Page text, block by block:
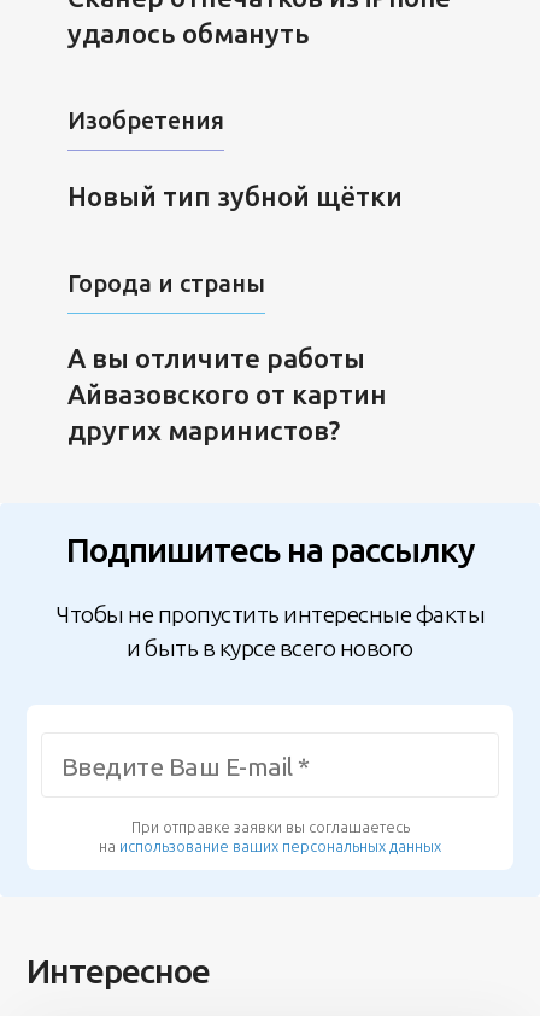
удалось обмануть
Изобретения
Новый тип зубной щётки
Города и страны
А вы отличите работы
Айвазовского от картин
других маринистов?
Подпишитесь на рассылку
Чтобы не пропустить интересные факты
и быть в курсе всего нового
При отправке заявки вы соглашаетесь
на использование ваших персональных данных
Интересное